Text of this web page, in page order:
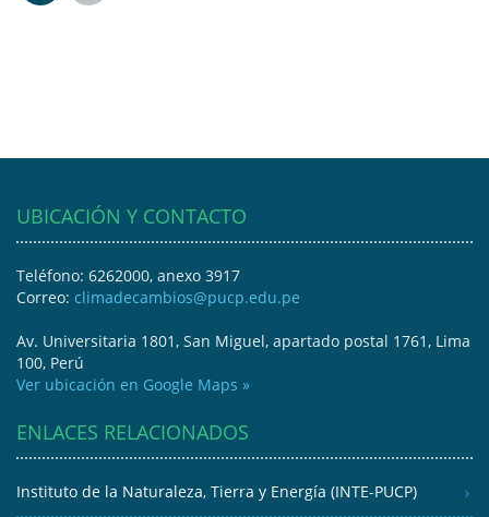
UBICACIÓN Y CONTACTO
Teléfono: 6262000, anexo 3917
Correo: climadecambios@pucp.edu.pe
Av. Universitaria 1801, San Miguel, apartado postal 1761, Lima
100, Perú
Ver ubicación en Google Maps »
ENLACES RELACIONADOS
Instituto de la Naturaleza, Tierra y Energía (INTE-PUCP)